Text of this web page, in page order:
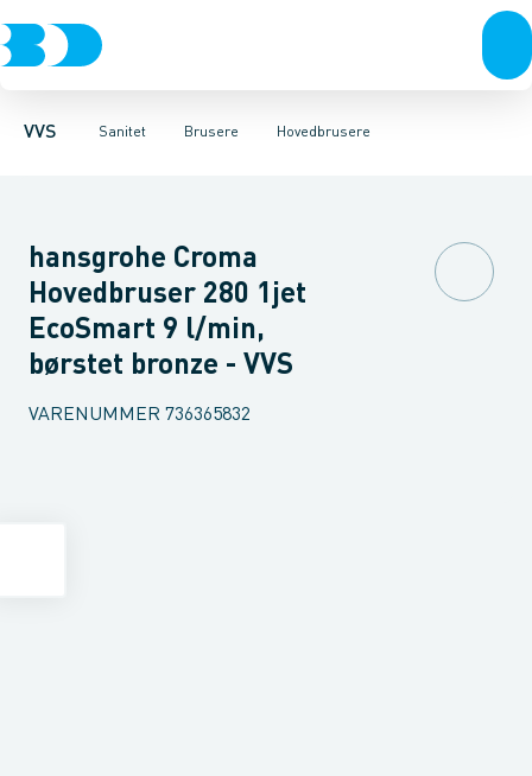
VVS Sanitet
Rør & fittingsPressfittings & rørKuglehaner & ventiler
Brusere
Toiletter, sæder og cisterner VaskeArmaturer
Hovedbrusere
HåndbrusereBruseslanger BrusesætBrusestænger
hansgrohe Croma
Hovedbruser 280 1jet
EcoSmart 9 l/min,
børstet bronze - VVS
VARENUMMER 736365832